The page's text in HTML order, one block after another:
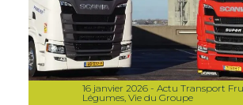
16 janvier 2026 - Actu Transport
Légumes, Vie du Groupe